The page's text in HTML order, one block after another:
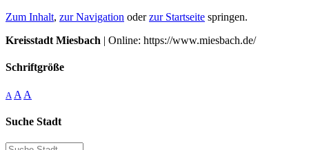
Zum Inhalt, zur Navigation oderzur Startseite springen.
Kreisstadt Miesbach | Online: https://www.miesbach.de/
Schriftgröße
A A A
Suche Stadt